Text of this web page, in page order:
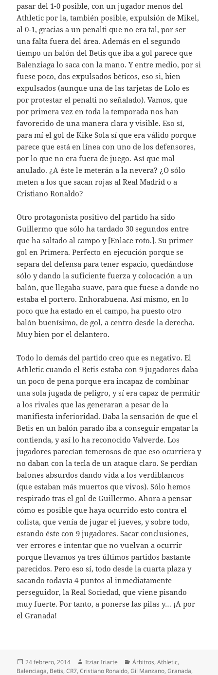
pasar del 1-0 posible, con un jugador menos del
Athletic por la, también posible, expulsión de Mikel,
al 0-1, gracias a un penalti que no era tal, por ser
una falta fuera del área. Además en el segundo
tiempo un balón del Betis que iba a gol parece que
Balenziaga lo saca con la mano. Y entre medio, por si
fuese poco, dos expulsados béticos, eso si, bien
expulsados (aunque una de las tarjetas de Lolo es
por protestar el penalti no señalado). Vamos, que
por primera vez en toda la temporada nos han
favorecido de una manera clara y visible. Eso sí,
para mí el gol de Kike Sola sí que era válido porque
parece que está en línea con uno de los defensores,
por lo que no era fuera de juego. Así que mal
anulado. ¿A éste le meterán a la nevera? ¿O sólo
meten a los que sacan rojas al Real Madrid o a
Cristiano Ronaldo?
Otro protagonista positivo del partido ha sido
Guillermo que sólo ha tardado 30 segundos entre
que ha saltado al campo y [Enlace roto.]. Su primer
gol en Primera. Perfecto en ejecución porque se
separa del defensa para tener espacio, quedándose
sólo y dando la suficiente fuerza y colocación a un
balón, que llegaba suave, para que fuese a donde no
estaba el portero. Enhorabuena. Así mismo, en lo
poco que ha estado en el campo, ha puesto otro
balón buenísimo, de gol, a centro desde la derecha.
Muy bien por el delantero.
Todo lo demás del partido creo que es negativo. El
Athletic cuando el Betis estaba con 9 jugadores daba
un poco de pena porque era incapaz de combinar
una sola jugada de peligro, y sí era capaz de permitir
a los rivales que las generaran a pesar de la
manifiesta inferioridad. Daba la sensación de que el
Betis en un balón parado iba a conseguir empatar la
contienda, y así lo ha reconocido Valverde. Los
jugadores parecían temerosos de que eso ocurriera y
no daban con la tecla de un ataque claro. Se perdían
balones absurdos dando vida a los verdiblancos
(que estaban más muertos que vivos). Sólo hemos
respirado tras el gol de Guillermo. Ahora a pensar
cómo es posible que haya ocurrido esto contra el
colista, que venía de jugar el jueves, y sobre todo,
estando éste con 9 jugadores. Sacar conclusiones,
ver errores e intentar que no vuelvan a ocurrir
porque llevamos ya tres últimos partidos bastante
parecidos. Pero eso sí, todo desde la cuarta plaza y
sacando todavía 4 puntos al inmediatamente
perseguidor, la Real Sociedad, que viene pisando
muy fuerte. Por tanto, a ponerse las pilas y… ¡A por
el Granada!
Publicado
el
24 febrero, 2014 Autor
Itziar Iriarte Categorías
Árbitros,Athletic,
Balenciaga, Betis,CR7,Cristiano Ronaldo,Gil Manzano,Granada,